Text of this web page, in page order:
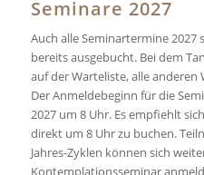
Seminare 2027
Auch alle Seminartermine 2027
bereits ausgebucht. Bei dem
auf der Warteliste, alle anderen
Der Anmeldebeginn für die
2027 um 8 Uhr. Es empfiehlt
direkt um 8 Uhr zu buchen.
Jahres-Zyklen können sich